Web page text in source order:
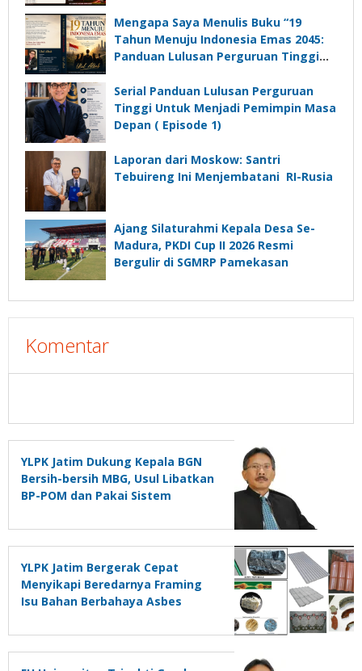
Komunikasi Kades untuk Memajukan
Desa
Mengapa Saya Menulis Buku “19
Tahun Menuju Indonesia Emas 2045:
Panduan Lulusan Perguruan Tinggi
Depan”?
Serial Panduan Lulusan Perguruan
Tinggi Untuk Menjadi Pemimpin Masa
Depan ( Episode 1)
Laporan dari Moskow: Santri
Tebuireng Ini Menjembatani RI-Rusia
Ajang Silaturahmi Kepala Desa Se-
Madura, PKDI Cup II 2026 Resmi
Bergulir di SGMRP Pamekasan
Komentar
YLPK Jatim Dukung Kepala BGN
Bersih-bersih MBG, Usul Libatkan
BP-POM dan Pakai Sistem
YLPK Jatim Bergerak Cepat
Menyikapi Beredarnya Framing
Isu Bahan Berbahaya Asbes